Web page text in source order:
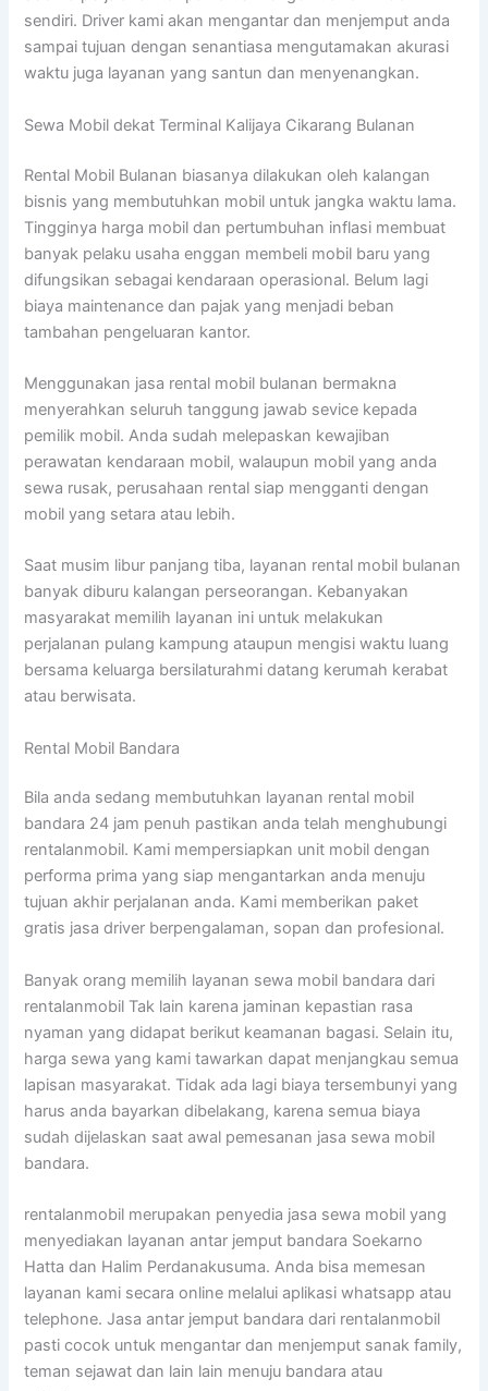
sendiri. Driver kami akan mengantar dan menjemput anda
sampai tujuan dengan senantiasa mengutamakan akurasi
waktu juga layanan yang santun dan menyenangkan.
Sewa Mobil dekat Terminal Kalijaya Cikarang Bulanan
Rental Mobil Bulanan biasanya dilakukan oleh kalangan
bisnis yang membutuhkan mobil untuk jangka waktu lama.
Tingginya harga mobil dan pertumbuhan inflasi membuat
banyak pelaku usaha enggan membeli mobil baru yang
difungsikan sebagai kendaraan operasional. Belum lagi
biaya maintenance dan pajak yang menjadi beban
tambahan pengeluaran kantor.
Menggunakan jasa rental mobil bulanan bermakna
menyerahkan seluruh tanggung jawab sevice kepada
pemilik mobil. Anda sudah melepaskan kewajiban
perawatan kendaraan mobil, walaupun mobil yang anda
sewa rusak, perusahaan rental siap mengganti dengan
mobil yang setara atau lebih.
Saat musim libur panjang tiba, layanan rental mobil bulanan
banyak diburu kalangan perseorangan. Kebanyakan
masyarakat memilih layanan ini untuk melakukan
perjalanan pulang kampung ataupun mengisi waktu luang
bersama keluarga bersilaturahmi datang kerumah kerabat
atau berwisata.
Rental Mobil Bandara
Bila anda sedang membutuhkan layanan rental mobil
bandara 24 jam penuh pastikan anda telah menghubungi
rentalanmobil. Kami mempersiapkan unit mobil dengan
performa prima yang siap mengantarkan anda menuju
tujuan akhir perjalanan anda. Kami memberikan paket
gratis jasa driver berpengalaman, sopan dan profesional.
Banyak orang memilih layanan sewa mobil bandara dari
rentalanmobil Tak lain karena jaminan kepastian rasa
nyaman yang didapat berikut keamanan bagasi. Selain itu,
harga sewa yang kami tawarkan dapat menjangkau semua
lapisan masyarakat. Tidak ada lagi biaya tersembunyi yang
harus anda bayarkan dibelakang, karena semua biaya
sudah dijelaskan saat awal pemesanan jasa sewa mobil
bandara.
rentalanmobil merupakan penyedia jasa sewa mobil yang
menyediakan layanan antar jemput bandara Soekarno
Hatta dan Halim Perdanakusuma. Anda bisa memesan
layanan kami secara online melalui aplikasi whatsapp atau
telephone. Jasa antar jemput bandara dari rentalanmobil
pasti cocok untuk mengantar dan menjemput sanak family,
teman sejawat dan lain lain menuju bandara atau